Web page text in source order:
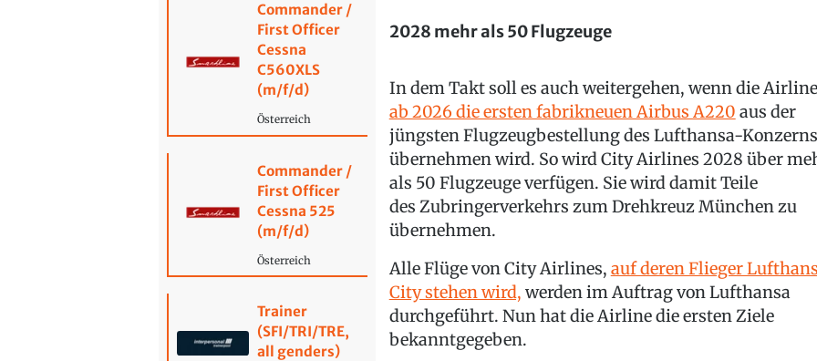
Commander /
First Officer
Cessna
C560XLS
(m/f/d)
Österreich
Commander /
First Officer
Cessna 525
(m/f/d)
Österreich
Trainer
(SFI/TRI/TRE,
all genders)
2028 mehr als 50 Flugzeuge
In dem Takt soll es auch weitergehen, wenn die Airline
ab 2026 die ersten fabrikneuen Airbus A220 aus der
jüngsten Flugzeugbestellung des Lufthansa-Konzerns
übernehmen wird. So wird City Airlines 2028 über
als 50 Flugzeuge verfügen. Sie wird damit Teile
des Zubringerverkehrs zum Drehkreuz München zu
übernehmen.
Alle Flüge von City Airlines, auf deren Flieger
City stehen wird, werden im Auftrag von Lufthansa
durchgeführt. Nun hat die Airline die ersten Ziele
bekanntgegeben.